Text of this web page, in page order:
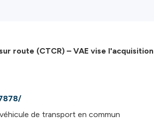
route (CTCR) – VAE vise l'acquisition
de transport en commun